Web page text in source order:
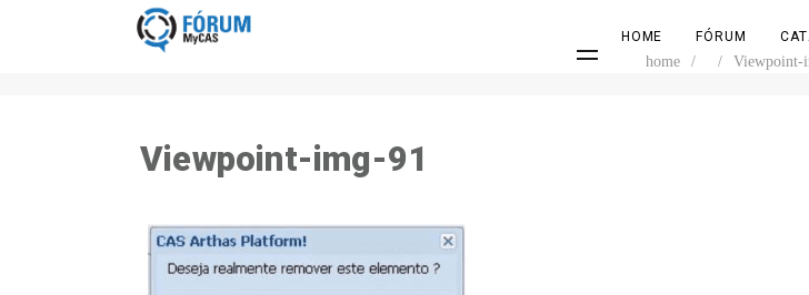
HOME FÓRUM
home / / Viewpoint-
Viewpoint-img-91